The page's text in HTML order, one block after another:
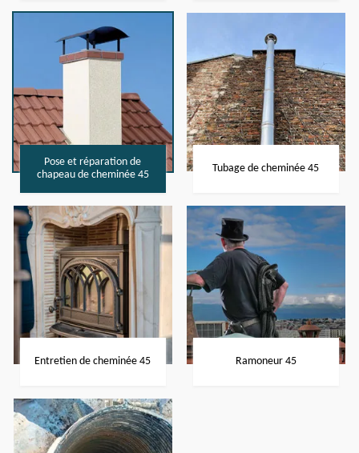
Pose et réparation de
chapeau de cheminée 45
Tubage de cheminée 45
Entretien de cheminée 45 Ramoneur 45